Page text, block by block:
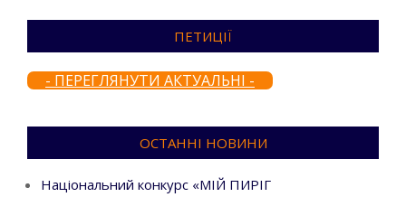
ПЕТИЦІЇ
- ПЕРЕГЛЯНУТИ АКТУАЛЬНІ -
ОСТАННІ НОВИНИ
Національний конкурс «МІЙ ПИРІГ